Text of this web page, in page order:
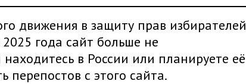
движения в защиту прав избирателей
года сайт больше не
в России или планируете её
с этого сайта.